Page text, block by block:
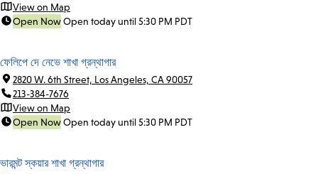
View on Map
Open NowOpen today until 5:30 PM PDT
ফেলিপে দে নেভে শাখা গ্রন্থাগার
2820 W. 6th Street, Los Angeles, CA 90057
213-384-7676
View on Map
Open NowOpen today until 5:30 PM PDT
ভারমন্ট স্কয়ার শাখা গ্রন্থাগার